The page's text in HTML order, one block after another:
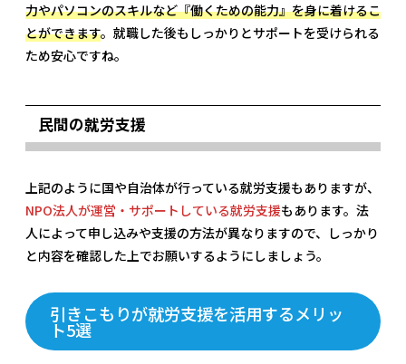
力やパソコンのスキルなど『働くための能力』を身に着けるこ
とができます。就職した後もしっかりとサポートを受けられる
ため安心ですね。
民間の就労支援
上記のように国や自治体が行っている就労支援もありますが、
NPO法人が運営・サポートしている就労支援もあります。法
人によって申し込みや支援の方法が異なりますので、しっかり
と内容を確認した上でお願いするようにしましょう。
引きこもりが就労支援を活用するメリッ
ト5選